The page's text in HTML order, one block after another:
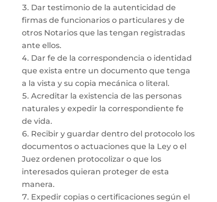
Dar testimonio de la autenticidad de
firmas de funcionarios o particulares y de
otros Notarios que las tengan registradas
ante ellos.
Dar fe de la correspondencia o identidad
que exista entre un documento que tenga
a la vista y su copia mecánica o literal.
Acreditar la existencia de las personas
naturales y expedir la correspondiente fe
de vida.
Recibir y guardar dentro del protocolo los
documentos o actuaciones que la Ley o el
Juez ordenen protocolizar o que los
interesados quieran proteger de esta
manera.
Expedir copias o certificaciones según el